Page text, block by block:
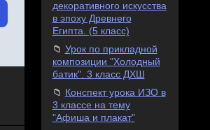
декоративного искусства
в эпоху Древнего
Египта. (5 класс)
Урок по прикладной
композиции "Холодный
батик". 3 класс ДХШ
Конспект урока ИЗО в
3 классе на тему
"Афиша и плакат"